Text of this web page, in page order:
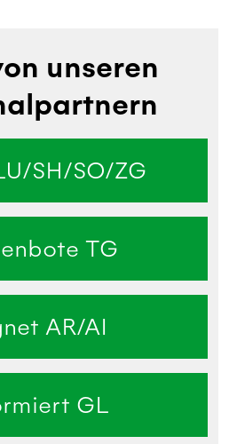
unseren
SH/SO/ZG
TG
AR/AI
GL